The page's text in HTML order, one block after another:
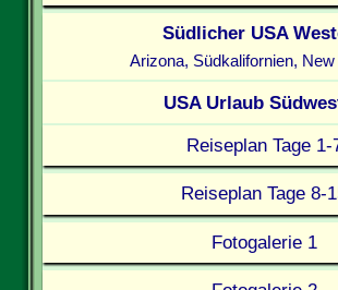
Südlicher USA
Arizona, Südkalifornien,
USA Urlaub
Reiseplan Tage 1-
Reiseplan Tage 8-
Fotogalerie 1